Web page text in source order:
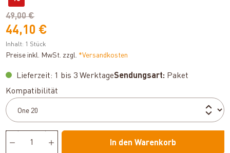
49,00 €
44,10 €
Inhalt: 1 Stück
Preise inkl. MwSt. zzgl. *Versandkosten
Lieferzeit: 1 bis 3 WerktageSendungsart: Paket
Kompatibilität
In den Warenkorb